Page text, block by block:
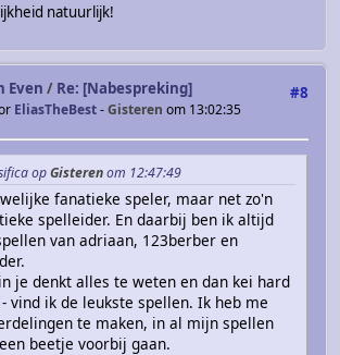
natuurlijk!
#8
Even / Re: [Nabespreking]
EliasTheBest-Gisteren om 13:02:35
opGisterenom 12:47:49
fanatieke speler, maar net zo'n
spelleider. En daarbij ben ik altijd
van adriaan, 123berber en
je denkt alles te weten en dan kei hard
vind ik de leukste spellen. Ik heb me
te maken, in al mijn spellen
beetje voorbij gaan.